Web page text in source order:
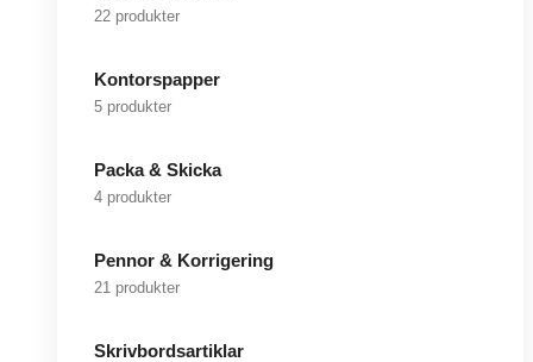
22 produkter
Kontorspapper
5 produkter
Packa & Skicka
4 produkter
Pennor & Korrigering
21 produkter
Skrivbordsartiklar